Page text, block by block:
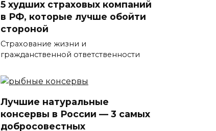
5 худших страховых компаний
в РФ, которые лучше обойти
стороной
Страхование жизни и
гражданственной ответственности
Лучшие натуральные
консервы в России — 3 самых
добросовестных